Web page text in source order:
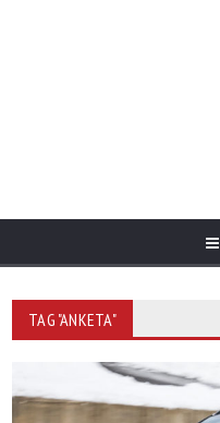
TAG "ANKETA"